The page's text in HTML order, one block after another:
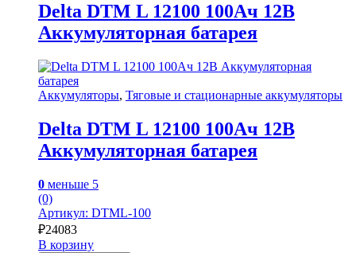
Delta DTM L 12100 100Ач 12В
Аккумуляторная батарея
Аккумуляторы, Тяговые и стационарные аккумуляторы
Delta DTM L 12100 100Ач 12В
Аккумуляторная батарея
0 меньше 5
(0)
Артикул: DTML-100
₽24083
В корзину